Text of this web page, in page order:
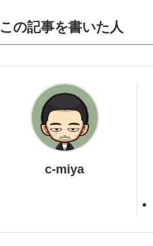
この記事を書いた人
c-miya